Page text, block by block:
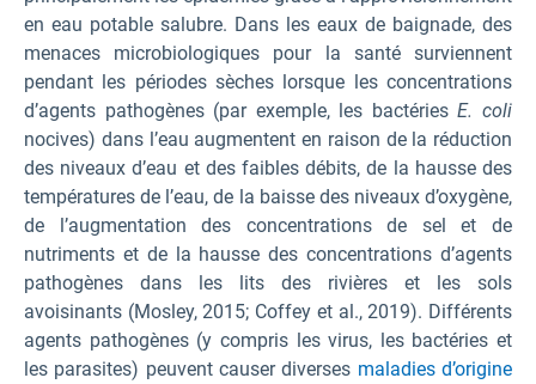
en eau potable salubre. Dans les eaux de baignade, des
menaces microbiologiques pour la santé surviennent
pendant les périodes sèches lorsque les concentrations
d’agents pathogènes (par exemple, les bactériesE. coli
nocives) dans l’eau augmentent en raison de la réduction
des niveaux d’eau et des faibles débits, de la hausse des
températures de l’eau, de la baisse des niveaux d’oxygène,
de l’augmentation des concentrations de sel et de
nutriments et de la hausse des concentrations d’agents
pathogènes dans les lits des rivières et les sols
avoisinants (Mosley, 2015; Coffey et al., 2019). Différents
agents pathogènes (y compris les virus, les bactéries et
les parasites) peuvent causer diverses maladies d’origine